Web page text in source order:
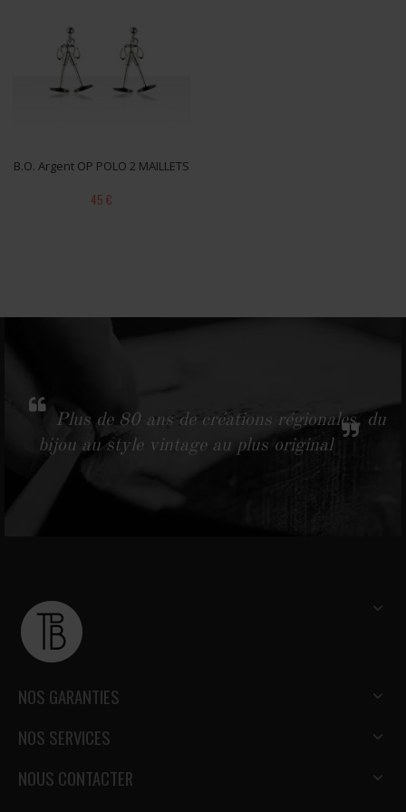
B.O. Argent OP POLO 2 MAILLETS
45 €
Plus de 80 ans de créations régionales, du
bijou au style vintage au plus original
NOS GARANTIES
NOS SERVICES
NOUS CONTACTER